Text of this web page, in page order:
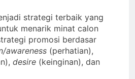
strategi terbaik yang
menarik minat calon
promosi berdasar
awareness (perhatian),
desire (keinginan), dan